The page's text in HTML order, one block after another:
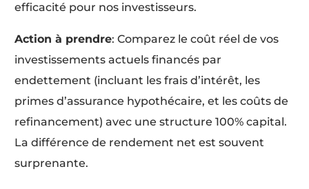
efficacité pour nos investisseurs.
Action à prendre: Comparez le coût réel de vos
investissements actuels financés par
endettement (incluant les frais d’intérêt, les
primes d’assurance hypothécaire, et les coûts de
refinancement) avec une structure 100% capital.
La différence de rendement net est souvent
surprenante.